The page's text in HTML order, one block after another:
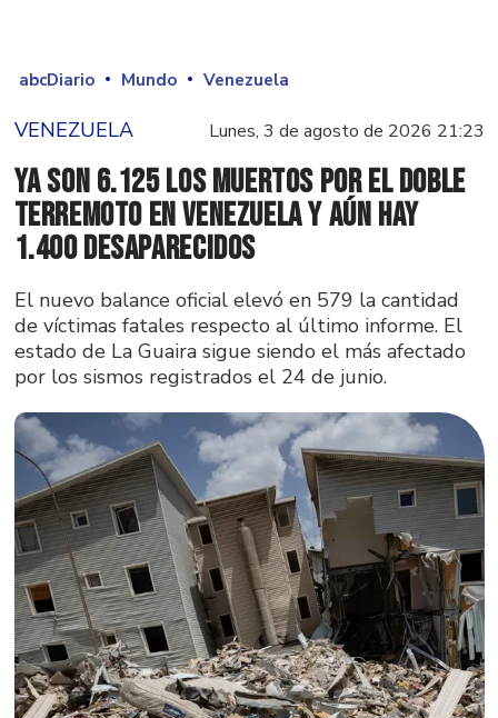
abcDiario Mundo Venezuela
VENEZUELA Lunes, 3 de agosto de 2026 21:23
Ya son 6.125 los muertos por el doble
terremoto en Venezuela y aún hay
1.400 desaparecidos
El nuevo balance oficial elevó en 579 la cantidad
de víctimas fatales respecto al último informe. El
estado de La Guaira sigue siendo el más afectado
por los sismos registrados el 24 de junio.